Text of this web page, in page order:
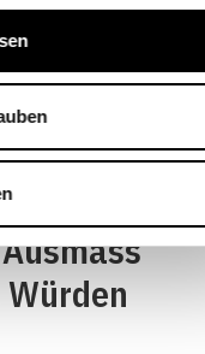
sind die
die
jedoch